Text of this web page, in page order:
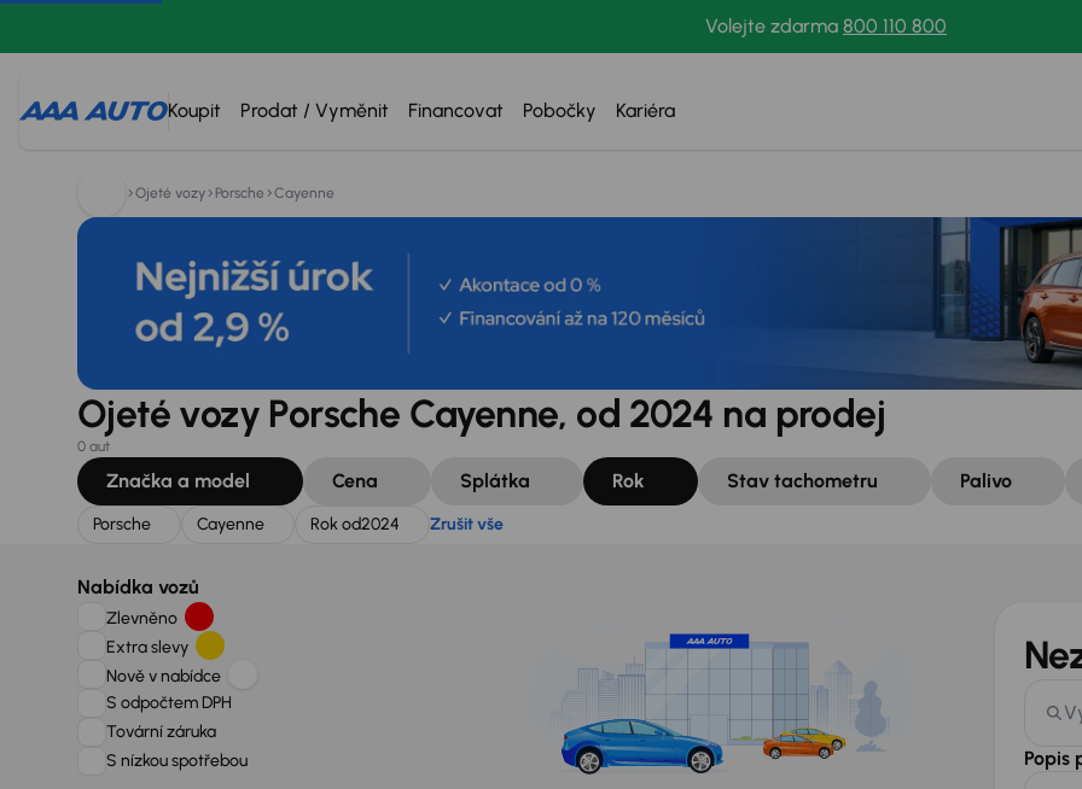
Volejte zdarma 800 110 800
Koupit Prodat / Vyměnit Financovat Pobočky Kariéra
Hledáte: Zrušit vše
Ojeté vozy Porsche Cayenne
Ojeté vozy Porsche Cayenne, od 2024 na prodej
0 aut
Značka a model Cena Splátka Rok Stav tachometru Palivo
Porsche Cayenne Rok od2024 Zrušit vše
Nabídka vozů
Zlevněno
Extra slevy
Nově v nabídce
S odpočtem DPH
Tovární záruka
S nízkou spotřebou
Popis